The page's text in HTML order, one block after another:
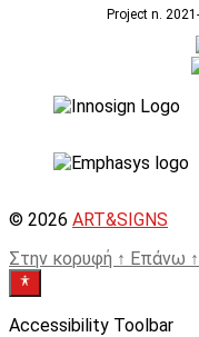
Project n.
© 2026 ART&SIGNS
Στην κορυφή ↑ Επάνω ↑
Accessibility Toolbar